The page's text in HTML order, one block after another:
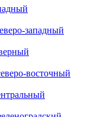
западный
восточный